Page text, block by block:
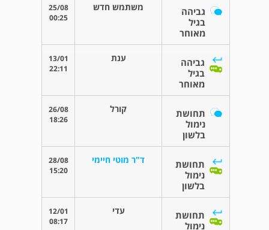
גביהה
בגיל
מאוחר
משתמש חדש
25/08
00:25
גביהה
בגיל
מאוחר
ענת
13/01
22:11
תחושת
נימול
בלשון
קורל
26/08
18:26
תחושת
נימול
בלשון
ד"ר מוטי חיימי
28/08
15:20
תחושת
נימול
עדי
12/01
08:17